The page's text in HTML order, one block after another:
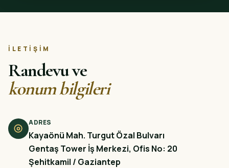
İLETIŞIM
Randevu ve
konum bilgileri
ADRES
Kayaönü Mah. Turgut Özal Bulvarı
Gentaş Tower İş Merkezi, Ofis No: 20
Şehitkamil / Gaziantep